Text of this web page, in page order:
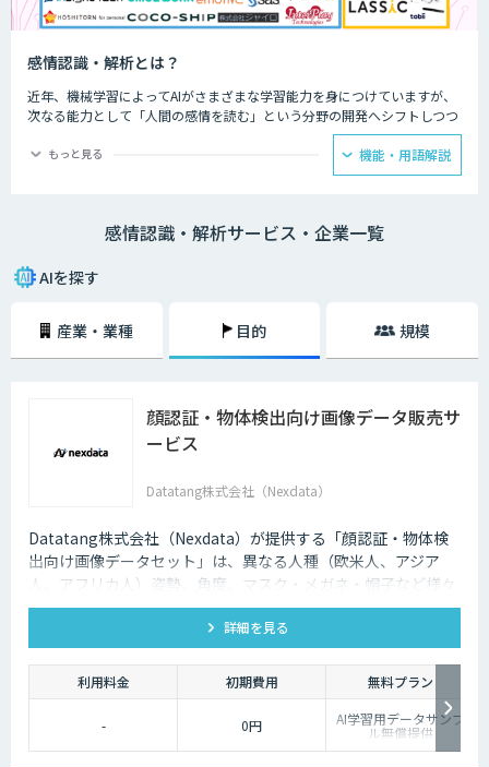
感情認識・解析とは？
近年、機械学習によってAIがさまざまな学習能力を身につけていますが、
次なる能力として「人間の感情を読む」という分野の開発へシフトしつつ
あります。AIによる感情認識は認知のズレがなく、うまく活用することで
これまで以上にきめ細やかな対人サービスが可能になる可能性があるので
の血色の変化といった分析から始まります。ついで、声の大小、高低に加
た生体情報での認識もあります。感情認識AIは、仮想パーソナルアシスタ
ント（VPA）やアシスタントロボットへの搭載も試みが進んでいます。ロ
うになれば、ますます人に近いコミュニケーションが可能になるでしょ
もっと見る 機能・用語解説
感情認識・解析サービス・企業一覧
AIを探す
産業・業種 目的 規模
顔認証・物体検出向け画像データ販売サ
ービス
Datatang株式会社（Nexdata）
Datatang株式会社（Nexdata）が提供する「顔認証・物体検
出向け画像データセット」は、異なる人種（欧米人、アジア
人、アフリカ人）姿勢、角度、マスク・メガネ・帽子など様々
な状況をカバー、総計500万枚を超えています。
詳細を見る
利用料金 初期費用 無料プラン
- 0円 AI学習用データサンプ
ル無償提供